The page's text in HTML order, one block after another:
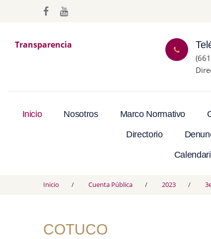
Transparencia
Inicio Nosotros Marco Normativo
Directorio
Inicio Cuenta Pública 2023
COTUCO